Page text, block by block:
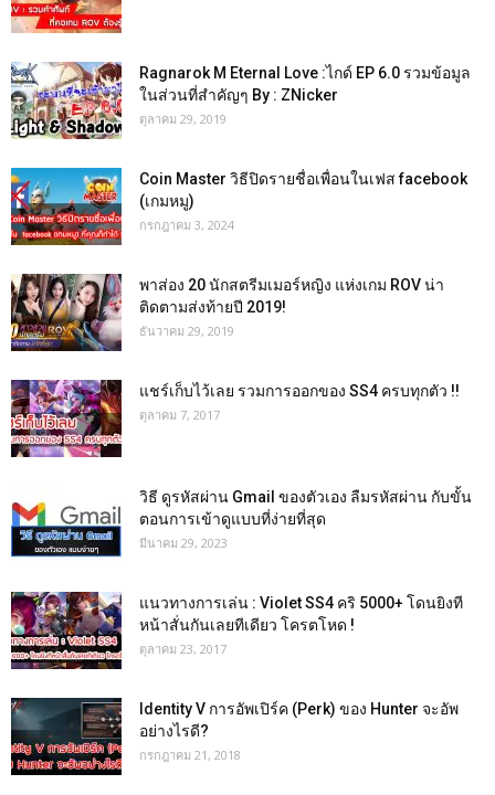
Ragnarok M Eternal Love :ไกด์ EP 6.0 รวมข้อมูล
ในส่วนที่สำคัญๆ By : ZNicker
ตุลาคม 29, 2019
Coin Master วิธีปิดรายชื่อเพื่อนในเฟส facebook
(เกมหมู)
กรกฎาคม 3, 2024
พาส่อง 20 นักสตรีมเมอร์หญิง แห่งเกม ROV น่า
ติดตามส่งท้ายปี 2019!
ธันวาคม 29, 2019
แชร์เก็บไว้เลย รวมการออกของ SS4 ครบทุกตัว !!
ตุลาคม 7, 2017
วิธี ดูรหัสผ่าน Gmail ของตัวเอง ลืมรหัสผ่าน กับขั้น
ตอนการเข้าดูแบบที่ง่ายที่สุด
มีนาคม 29, 2023
แนวทางการเล่น : Violet SS4 คริ 5000+ โดนยิงที
หน้าสั่นกันเลยทีเดียว โครตโหด !
ตุลาคม 23, 2017
Identity V การอัพเปิร์ค (Perk) ของ Hunter จะอัพ
อย่างไรดี?
กรกฎาคม 21, 2018